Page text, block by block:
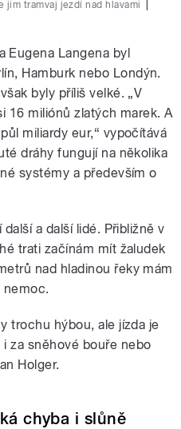
jim tramvaj jezdí nad hlavami
Eugena Langena byl
Hamburk nebo Londýn.
byly příliš velké. „V
16 miliónů zlatých marek. A
miliardy eur,“ vypočítává
dráhy fungují na několika
systémy a především o
a další lidé. Přibližně v
trati začínám mít žaludek
nad hladinou řeky mám
nemoc.
trochu hýbou, ale jízda je
za sněhové bouře nebo
Holger.
chyba i slůně